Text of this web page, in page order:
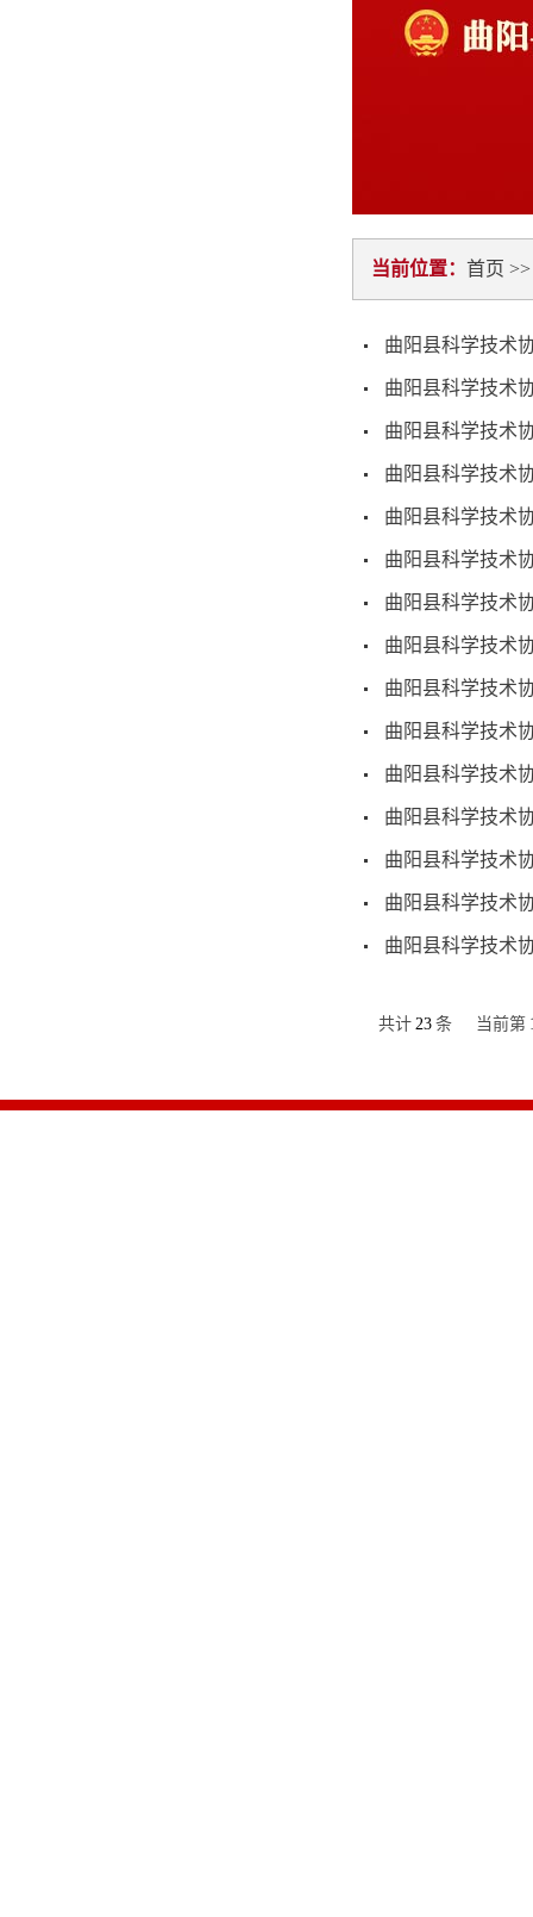
当前位置： 首页
曲阳县科学技术
曲阳县科学技术
曲阳县科学技术
曲阳县科学技术
曲阳县科学技术
曲阳县科学技术
曲阳县科学技术
曲阳县科学技术
曲阳县科学技术
曲阳县科学技术
曲阳县科学技术
曲阳县科学技术
曲阳县科学技术
曲阳县科学技术
曲阳县科学技术
共计 23 条 当前第